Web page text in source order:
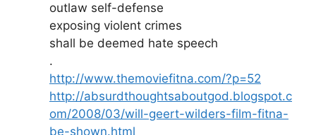
outlaw self-defense
exposing violent crimes
shall be deemed hate speech
.
http://www.themoviefitna.com/?p=52
http://absurdthoughtsaboutgod.blogspot.c
om/2008/03/will-geert-wilders-film-fitna-
be-shown.html